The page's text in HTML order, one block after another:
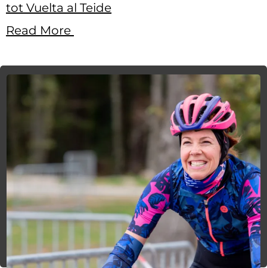
tot Vuelta al Teide
Read More